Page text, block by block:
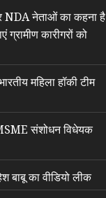
NDA नेताओं का कहना है
कारीगरों को
महिला हॉकी टीम
संशोधन विधेयक
बाबू का वीडियो लीक